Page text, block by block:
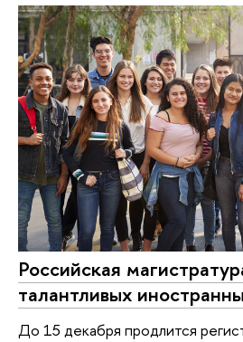
Российская
талантливых
До 15 декабря продлится